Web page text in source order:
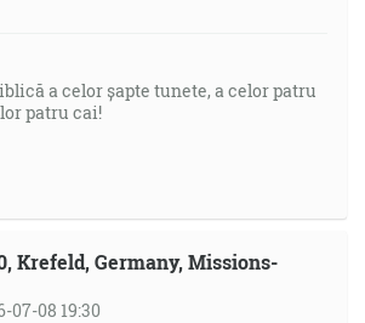
a celor șapte tunete, a celor patru
patru cai!
Krefeld, Germany, Missions-
07-08 19:30